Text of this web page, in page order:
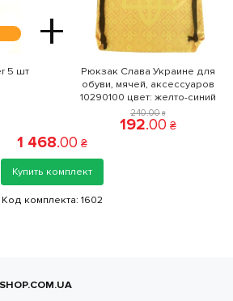
+
5 шт
Рюкзак Слава Украине для
обуви, мячей, аксессуаров
10290100 цвет: желто-синий
240.00 ₴
192.00 ₴
1 468.00 ₴
Купить комплект
Код комплекта: 1602